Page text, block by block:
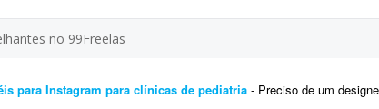
no 99Freelas
para Instagram para clínicas de pediatria - Preciso de um designer para produzir 16